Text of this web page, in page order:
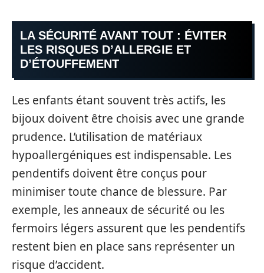
LA SÉCURITÉ AVANT TOUT : ÉVITER
LES RISQUES D’ALLERGIE ET
D’ÉTOUFFEMENT
Les enfants étant souvent très actifs, les
bijoux doivent être choisis avec une grande
prudence. L’utilisation de matériaux
hypoallergéniques est indispensable. Les
pendentifs doivent être conçus pour
minimiser toute chance de blessure. Par
exemple, les anneaux de sécurité ou les
fermoirs légers assurent que les pendentifs
restent bien en place sans représenter un
risque d’accident.